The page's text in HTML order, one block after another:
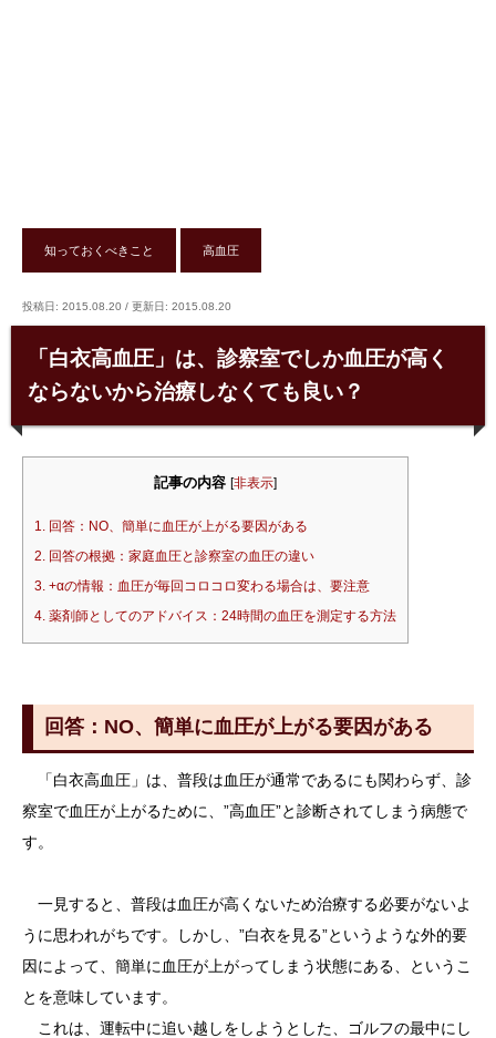
知っておくべきこと 高血圧
投稿日: 2015.08.20 / 更新日: 2015.08.20
「白衣高血圧」は、診察室でしか血圧が高く
ならないから治療しなくても良い？
記事の内容 [非表示]
1. 回答：NO、簡単に血圧が上がる要因がある
2. 回答の根拠：家庭血圧と診察室の血圧の違い
3. +αの情報：血圧が毎回コロコロ変わる場合は、要注意
4. 薬剤師としてのアドバイス：24時間の血圧を測定する方法
回答：NO、簡単に血圧が上がる要因がある
「白衣高血圧」は、普段は血圧が通常であるにも関わらず、診
察室で血圧が上がるために、”高血圧”と診断されてしまう病態で
す。
一見すると、普段は血圧が高くないため治療する必要がないよ
うに思われがちです。しかし、”白衣を見る”というような外的要
因によって、簡単に血圧が上がってしまう状態にある、というこ
とを意味しています。
これは、運転中に追い越しをしようとした、ゴルフの最中にし